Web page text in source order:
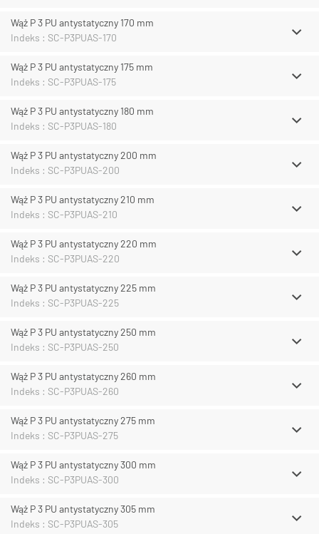
Wąż P 3 PU antystatyczny 170 mm
Indeks : SC-P3PUAS-170
Wąż P 3 PU antystatyczny 175 mm
Indeks : SC-P3PUAS-175
Wąż P 3 PU antystatyczny 180 mm
Indeks : SC-P3PUAS-180
Wąż P 3 PU antystatyczny 200 mm
Indeks : SC-P3PUAS-200
Wąż P 3 PU antystatyczny 210 mm
Indeks : SC-P3PUAS-210
Wąż P 3 PU antystatyczny 220 mm
Indeks : SC-P3PUAS-220
Wąż P 3 PU antystatyczny 225 mm
Indeks : SC-P3PUAS-225
Wąż P 3 PU antystatyczny 250 mm
Indeks : SC-P3PUAS-250
Wąż P 3 PU antystatyczny 260 mm
Indeks : SC-P3PUAS-260
Wąż P 3 PU antystatyczny 275 mm
Indeks : SC-P3PUAS-275
Wąż P 3 PU antystatyczny 300 mm
Indeks : SC-P3PUAS-300
Wąż P 3 PU antystatyczny 305 mm
Indeks : SC-P3PUAS-305